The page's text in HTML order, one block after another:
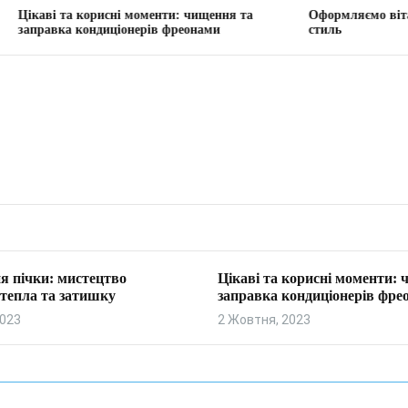
моменти: чищення та
фреонами
Оформляємо вітальню:
пічки: мистецтво
та затишку
Цікаві та корисні моменти:
заправка кондиціонерів
2 Жовтня, 2023